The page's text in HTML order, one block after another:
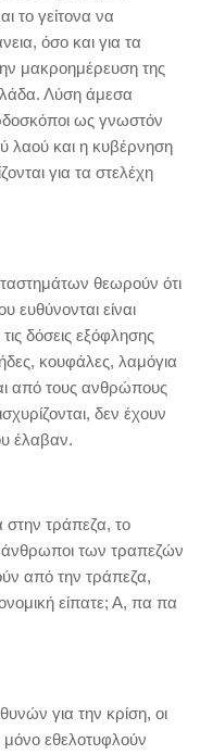
το γείτονα να
όσο και για τα
μακροημέρευση της
Λύση άμεσα
ως γνωστόν
λαού και η κυβέρνηση
για τα στελέχη
θεωρούν ότι
ευθύνονται είναι
δόσεις εξόφλησης
κουφάλες, λαμόγια
από τους ανθρώπους
δεν έχουν
έλαβαν.
στην τράπεζα, το
άνθρωποι των τραπεζών
από την τράπεζα,
είπατε; Α, πα πα
για την κρίση, οι
εθελοτυφλούν